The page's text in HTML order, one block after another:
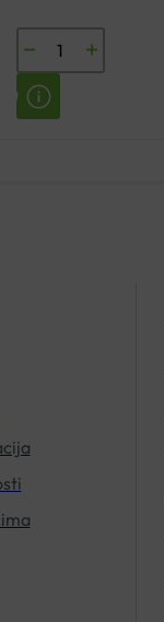
AVENE
CICALFATE+
OBNAVLJAJUĆA